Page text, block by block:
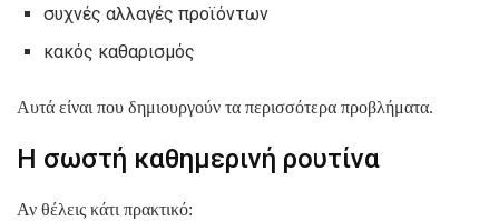
συχνές αλλαγές προϊόντων
κακός καθαρισμός
Αυτά είναι που δημιουργούν τα περισσότερα προβλήματα.
Η σωστή καθημερινή ρουτίνα
Αν θέλεις κάτι πρακτικό: